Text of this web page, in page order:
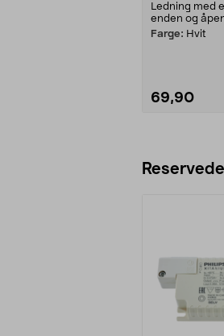
Ledning med
enden og
Farge: Hvit
69,90